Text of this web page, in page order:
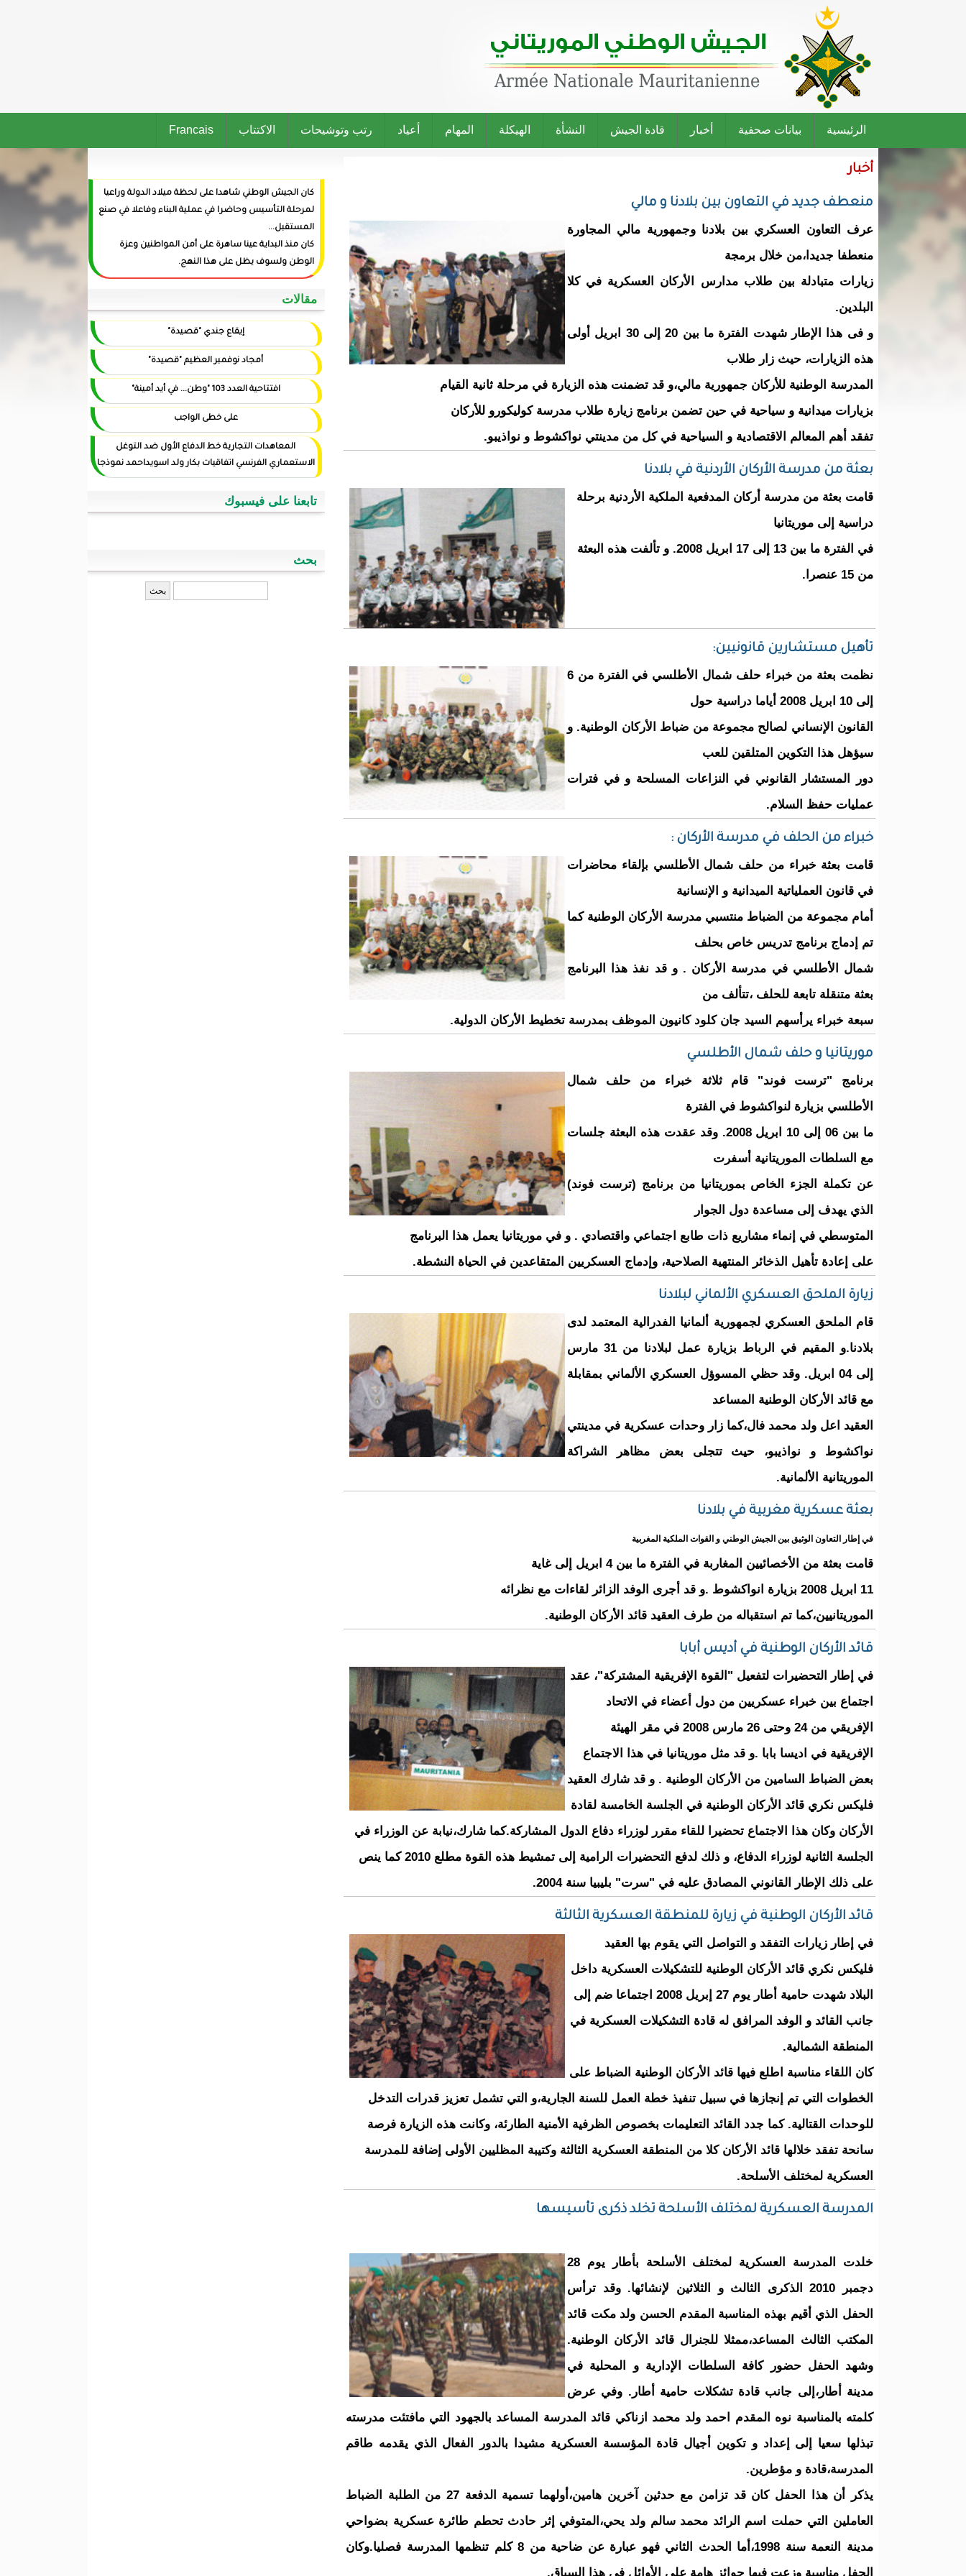
الرئيسية بيانات صحفية أخبار قادة الجيش النشأة الهيكلة المهام أعياد رتب وتوشيحات الاكتتاب Francais
أخبار
منعطف جديد في التعاون بين بلادنا و مالي
عرف التعاون العسكري بين بلادنا وجمهورية مالي المجاورة
منعطفا جديدا،من خلال برمجة
زيارات متبادلة بين طلاب مدارس الأركان العسكرية في كلا
البلدين.
و فى هذا الإطار شهدت الفترة ما بين 20 إلى 30 ابريل أولى
هذه الزيارات، حيث زار طلاب
المدرسة الوطنية للأركان جمهورية مالي،و قد تضمنت هذه الزيارة في مرحلة ثانية القيام
بزيارات ميدانية و سياحية في حين تضمن برنامج زيارة طلاب مدرسة كوليكورو للأركان
تفقد أهم المعالم الاقتصادية و السياحية في كل من مدينتي نواكشوط و نواذيبو.
بعثة من مدرسة الأركان الأردنية في بلادنا
قامت بعثة من مدرسة أركان المدفعية الملكية الأردنية برحلة
دراسية إلى موريتانيا
في الفترة ما بين 13 إلى 17 ابريل 2008. و تألفت هذه البعثة
من 15 عنصرا.
تأهيل مستشارين قانونيين:
نظمت بعثة من خبراء حلف شمال الأطلسي في الفترة من 6
إلى 10 ابريل 2008 أياما دراسية حول
القانون الإنساني لصالح مجموعة من ضباط الأركان الوطنية. و
سيؤهل هذا التكوين المتلقين للعب
دور المستشار القانوني في النزاعات المسلحة و في فترات
عمليات حفظ السلام.
خبراء من الحلف في مدرسة الأركان :
قامت بعثة خبراء من حلف شمال الأطلسي بإلقاء محاضرات
في قانون العملياتية الميدانية و الإنسانية
أمام مجموعة من الضباط منتسبي مدرسة الأركان الوطنية كما
تم إدماج برنامج تدريس خاص بحلف
شمال الأطلسي في مدرسة الأركان . و قد نفذ هذا البرنامج
بعثة متنقلة تابعة للحلف ،تتألف من
سبعة خبراء يرأسهم السيد جان كلود كانيون الموظف بمدرسة تخطيط الأركان الدولية.
موريتانيا و حلف شمال الأطلسي
برنامج "ترست فوند" قام ثلاثة خبراء من حلف شمال
الأطلسي بزيارة لنواكشوط في الفترة
ما بين 06 إلى 10 ابريل 2008. وقد عقدت هذه البعثة جلسات
مع السلطات الموريتانية أسفرت
عن تكملة الجزء الخاص بموريتانيا من برنامج (ترست فوند)
الذي يهدف إلى مساعدة دول الجوار
المتوسطي في إنماء مشاريع ذات طابع اجتماعي واقتصادي . و في موريتانيا يعمل هذا البرنامج
على إعادة تأهيل الذخائر المنتهية الصلاحية، وإدماج العسكريين المتقاعدين في الحياة النشطة.
زيارة الملحق العسكري الألماني لبلادنا
قام الملحق العسكري لجمهورية ألمانيا الفدرالية المعتمد لدى
بلادنا.و المقيم في الرباط بزيارة عمل لبلادنا من 31 مارس
إلى 04 ابريل. وقد حظي المسوؤل العسكري الألماني بمقابلة
مع قائد الأركان الوطنية المساعد
العقيد اعل ولد محمد فال،كما زار وحدات عسكرية في مدينتي
نواكشوط و نواذيبو، حيث تتجلى بعض مظاهر الشراكة
الموريتانية الألمانية.
بعثة عسكرية مغربية في بلادنا
في إطار التعاون الوثيق بين الجيش الوطني و القوات الملكية المغربية
قامت بعثة من الأخصائيين المغاربة في الفترة ما بين 4 ابريل إلى غاية
11 ابريل 2008 بزيارة انواكشوط .و قد أجرى الوفد الزائر لقاءات مع نظرائه
الموريتانيين،كما تم استقباله من طرف العقيد قائد الأركان الوطنية.
قائد الأركان الوطنية في أديس أبابا
في إطار التحضيرات لتفعيل "القوة الإفريقية المشتركة"، عقد
اجتماع بين خبراء عسكريين من دول أعضاء في الاتحاد
الإفريقي من 24 وحتى 26 مارس 2008 في مقر الهيئة
الإفريقية في اديسا بابا .و قد مثل موريتانيا في هذا الاجتماع
بعض الضباط السامين من الأركان الوطنية . و قد شارك العقيد
فليكس نكري قائد الأركان الوطنية في الجلسة الخامسة لقادة
الأركان وكان هذا الاجتماع تحضيرا للقاء مقرر لوزراء دفاع الدول المشاركة.كما شارك،نيابة عن الوزراء في
الجلسة الثانية لوزراء الدفاع، و ذلك لدفع التحضيرات الرامية إلى تمشيط هذه القوة مطلع 2010 كما ينص
على ذلك الإطار القانوني المصادق عليه في "سرت" بليبيا سنة 2004.
قائد الأركان الوطنية في زيارة للمنطقة العسكرية الثالثة
في إطار زيارات التفقد و التواصل التي يقوم بها العقيد
فليكس نكري قائد الأركان الوطنية للتشكيلات العسكرية داخل
البلاد شهدت حامية أطار يوم 27 إبريل 2008 اجتماعا ضم إلى
جانب القائد و الوفد المرافق له قادة التشكيلات العسكرية في
المنطقة الشمالية.
كان اللقاء مناسبة اطلع فيها قائد الأركان الوطنية الضباط على
الخطوات التي تم إنجازها في سبيل تنفيذ خطة العمل للسنة الجارية،و التي تشمل تعزيز قدرات التدخل
للوحدات القتالية. كما جدد القائد التعليمات بخصوص الظرفية الأمنية الطارئة، وكانت هذه الزيارة فرصة
سانحة تفقد خلالها قائد الأركان كلا من المنطقة العسكرية الثالثة وكتيبة المظليين الأولى إضافة للمدرسة
العسكرية لمختلف الأسلحة.
المدرسة العسكرية لمختلف الأسلحة تخلد ذكرى تأسيسها
خلدت المدرسة العسكرية لمختلف الأسلحة بأطار يوم 28
دجمبر 2010 الذكرى الثالث و الثلاثين لإنشائها. وقد ترأس
الحفل الذي أقيم بهذه المناسبة المقدم الحسن ولد مكت قائد
المكتب الثالث المساعد،ممثلا للجنرال قائد الأركان الوطنية.
وشهد الحفل حضور كافة السلطات الإدارية و المحلية في
مدينة أطار،إلى جانب قادة تشكلات حامية أطار. وفي عرض
كلمته بالمناسبة نوه المقدم احمد ولد محمد ازناكي قائد المدرسة المساعد بالجهود التي مافتئت مدرسته
تبذلها سعيا إلى إعداد و تكوين أجيال قادة المؤسسة العسكرية مشيدا بالدور الفعال الذي يقدمه طاقم
المدرسة،قادة و مؤطرين.
يذكر أن هذا الحفل كان قد تزامن مع حدثين آخرين هامين،أولهما تسمية الدفعة 27 من الطلبة الضباط
العاملين التي حملت اسم الرائد محمد سالم ولد يحي،المتوفي إثر حادث تحطم طائرة عسكرية بضواحي
مدينة النعمة سنة 1998،أما الحدث الثاني فهو عبارة عن ضاحية من 8 كلم تنظمها المدرسة فصليا.وكان
الحفل مناسبة وزعت فيها جوائز هامة على الأوائل في هذا السباق.
كان الجيش الوطني شاهدا على لحظة ميلاد الدولة وراعيا
لمرحلة التأسيس وحاضرا في عملية البناء وفاعلا في صنع
المستقبل...
كان منذ البداية عينا ساهرة على أمن المواطنين وعزة
الوطن ولسوف يظل على هذا النهج.
‏مقالات
إيقاع جندي "قصيدة"
أمجاد نوفمبر العظيم "قصيدة"
افتتاحية العدد 103 "وطن... في أيد أمينة"
على خطى الواجب
المعاهدات التجارية خط الدفاع الأول ضد التوغل
الاستعماري الفرنسي اتفاقيات بكار ولد اسويداحمد نموذجا
تابعنا على فيسبوك
بحث